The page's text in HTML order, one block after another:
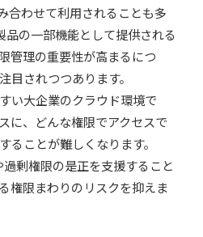
合わせて利用されることも多
品の一部機能として提供される
管理の重要性が高まるにつ
目されつつあります。
い大企業のクラウド環境で
に、どんな権限でアクセスで
ることが難しくなります。
剰権限の是正を支援すること
権限まわりのリスクを抑えま